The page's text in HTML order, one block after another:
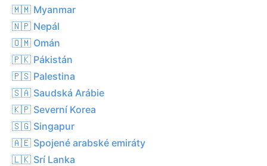
🇲🇲 Myanmar
🇳🇵 Nepál
🇴🇲 Omán
🇵🇰 Pákistán
🇵🇸 Palestina
🇸🇦 Saudská Arábie
🇰🇵 Severní Korea
🇸🇬 Singapur
🇦🇪 Spojené arabské emiráty
🇱🇰 Srí Lanka